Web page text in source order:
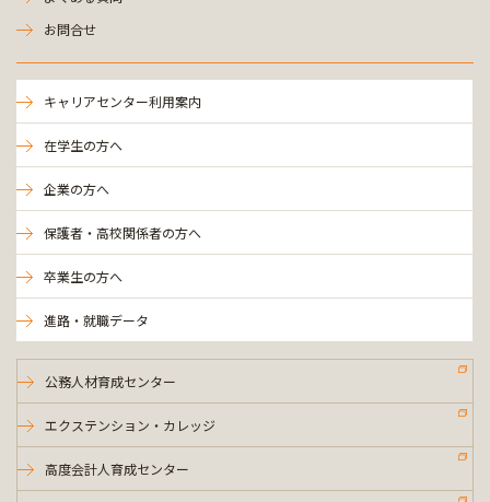
お問合せ
キャリアセンター利用案内
在学生の方へ
企業の方へ
保護者・高校関係者の方へ
卒業生の方へ
進路・就職データ
公務人材育成センター
エクステンション・カレッジ
高度会計人育成センター